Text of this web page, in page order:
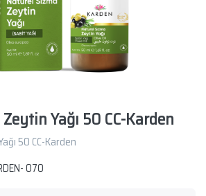
Yağı 50 CC-Karden
50 CC-Karden
070